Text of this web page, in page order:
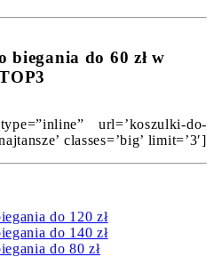
biegania do 60 zł w
url=’koszulki-do-
classes=’big’ limit=’3′]
do 120 zł
do 140 zł
do 80 zł